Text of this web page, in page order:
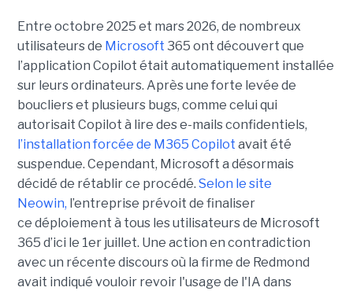
Entre octobre 2025 et mars 2026, de nombreux
utilisateurs de Microsoft 365 ont découvert que
l’application Copilot était automatiquement installée
sur leurs ordinateurs. Après une forte levée de
boucliers et plusieurs bugs, comme celui qui
autorisait Copilot à lire des e-mails confidentiels,
l’installation forcée de M365 Copilot avait été
suspendue. Cependant, Microsoft a désormais
décidé de rétablir ce procédé. Selon le site
Neowin, l’entreprise prévoit de finaliser
ce déploiement à tous les utilisateurs de Microsoft
365 d’ici le 1er juillet. Une action en contradiction
avec un récente discours où la firme de Redmond
avait indiqué vouloir revoir l'usage de l'IA dans